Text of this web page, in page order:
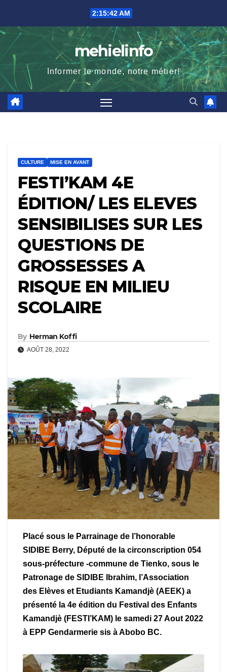
content
2:15:44 AM
mehielinfo
Informer le monde, notre métier!
CULTURE MISE EN AVANT
FESTI’KAM 4E
ÉDITION/ LES ELEVES
SENSIBILISES SUR LES
QUESTIONS DE
GROSSESSES A
RISQUE EN MILIEU
SCOLAIRE
By Herman Koffi
AOÛT 28, 2022
Placé sous le Parrainage de l’honorable
SIDIBE Berry, Député de la circonscription 054
sous-préfecture -commune de Tienko, sous le
Patronage de SIDIBE Ibrahim, l’Association
des Elèves et Etudiants Kamandjè (AEEK) a
présenté la 4e édition du Festival des Enfants
Kamandjè (FESTI’KAM) le samedi 27 Aout 2022
à EPP Gendarmerie sis à Abobo BC.